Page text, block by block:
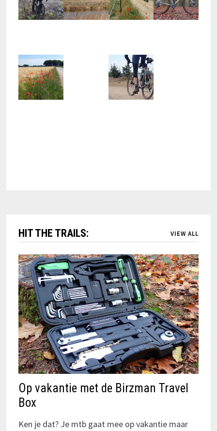
HIT THE TRAILS: VIEW ALL
Op vakantie met de Birzman Travel
Box
Ken je dat? Je mtb gaat mee op vakantie maar